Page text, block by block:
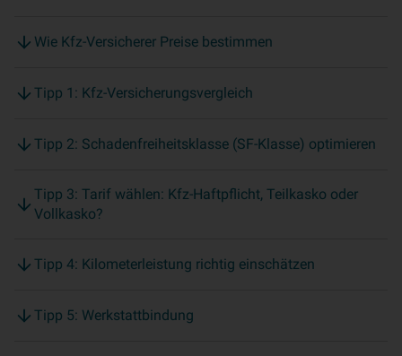
Wie Kfz-Versicherer Preise bestimmen
Tipp 1: Kfz-Versicherungsvergleich
Tipp 2: Schadenfreiheitsklasse (SF-Klasse) optimieren
Tipp 3: Tarif wählen: Kfz-Haftpflicht, Teilkasko oder
Vollkasko?
Tipp 4: Kilometerleistung richtig einschätzen
Tipp 5: Werkstattbindung